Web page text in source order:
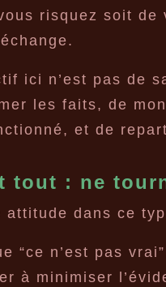
risquez soit de
ici n’est pas de
les faits, de
et de
tout : ne
attitude dans ce
“ce n’est pas
à minimiser